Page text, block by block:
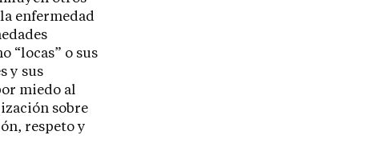
enfermedad
“locas” o sus
y sus
miedo al
sobre
respeto y